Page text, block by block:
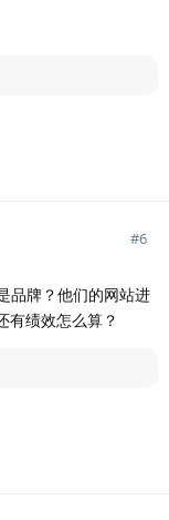
#6
品牌？他们的网站进
有绩效怎么算？